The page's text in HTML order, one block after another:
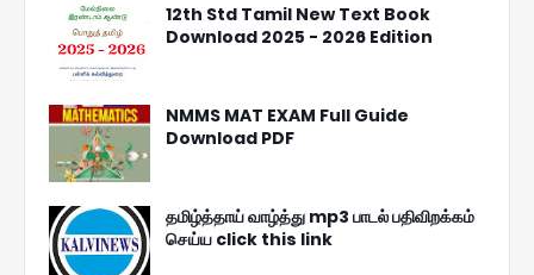
12th Std Tamil New Text Book
Download 2025 - 2026 Edition
NMMS MAT EXAM Full Guide
Download PDF
தமிழ்த்தாய் வாழ்த்து mp3 பாடல் பதிவிறக்கம்
செய்ய click this link